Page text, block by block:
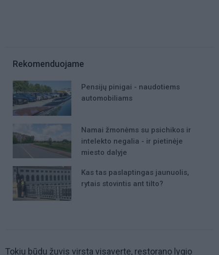
Rekomenduojame
Pensijų pinigai - naudotiems
automobiliams
Namai žmonėms su psichikos ir
intelekto negalia - ir pietinėje
miesto dalyje
Kas tas paslaptingas jaunuolis,
rytais stovintis ant tilto?
Tokiu būdu žuvis virsta visaverte, restorano lygio